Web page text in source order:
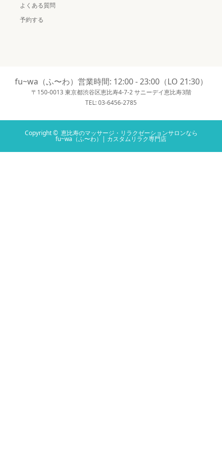
よくある質問
予約する
fu~wa（ふ〜わ）営業時間: 12:00 - 23:00（LO 21:30）
〒150-0013 東京都渋谷区恵比寿4-7-2 サニーデイ恵比寿3階
TEL: 03-6456-2785
Copyright © 恵比寿のマッサージ・リラクゼーションサロンなら
fu~wa（ふ〜わ）| カスタムリラク専門店